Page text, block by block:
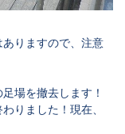
りますので、注意
場を撤去します！
りました！現在、